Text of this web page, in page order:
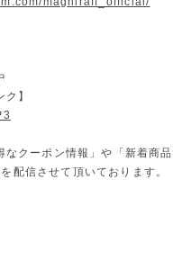
】
クーポン情報」や「新着商
配信させて頂いております。